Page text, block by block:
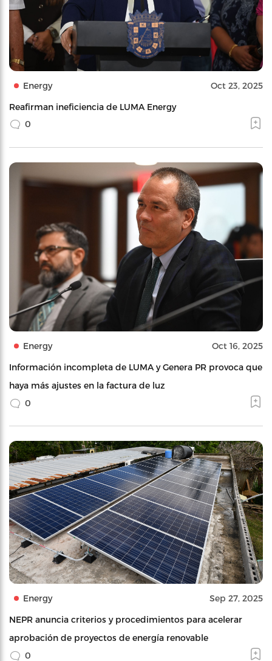
Energy Oct 23, 2025
Reafirman ineficiencia de LUMA Energy
0
Energy Oct 16, 2025
Información incompleta de LUMA y Genera PR provoca que
haya más ajustes en la factura de luz
0
Energy Sep 27, 2025
NEPR anuncia criterios y procedimientos para acelerar
aprobación de proyectos de energía renovable
0